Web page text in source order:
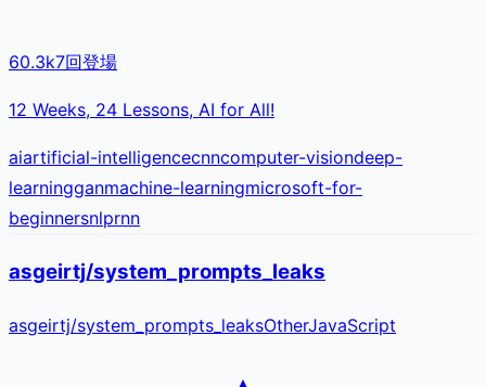
60.3k7回登場
12 Weeks, 24 Lessons, AI for All!
aiartificial-intelligencecnncomputer-visiondeep-
learningganmachine-learningmicrosoft-for-
beginnersnlprnn
asgeirtj/system_prompts_leaks
asgeirtj/system_prompts_leaksOtherJavaScript